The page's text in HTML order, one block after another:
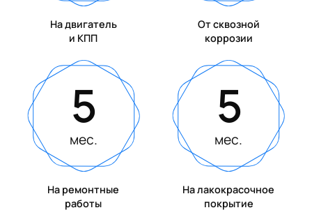
На двигатель
и КПП
От сквозной
коррозии
5
мес.
На ремонтные
работы
5
мес.
На лакокрасочное
покрытие